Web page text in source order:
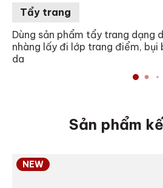
Tẩy trang
Dùng sản phẩm tẩy trang dạng
nhàng lấy đi lớp trang điểm, bụi
da
Sản phẩm
NEW